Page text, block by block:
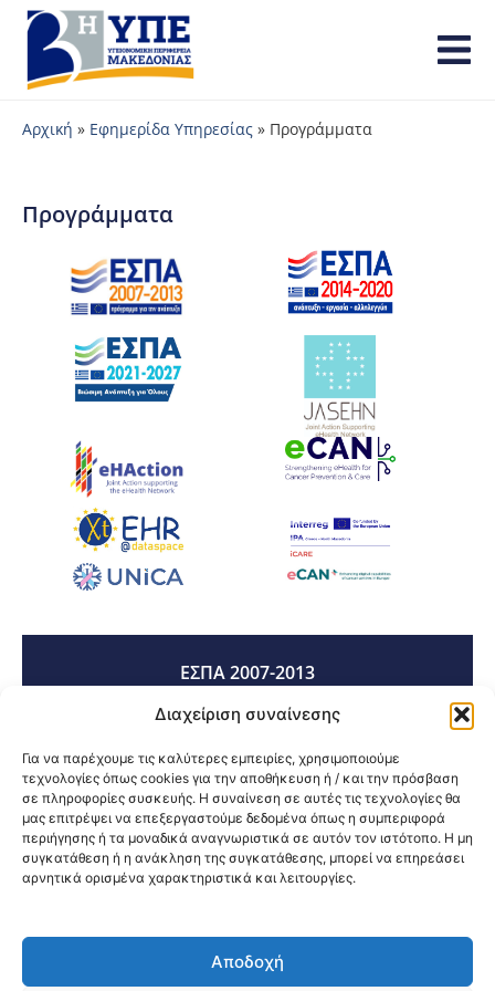
Διαχείριση συναίνεσης
Για να παρέχουμε τις καλύτερες εμπειρίες, χρησιμοποιούμε
τεχνολογίες όπως cookies για την αποθήκευση ή / και την πρόσβαση
σε πληροφορίες συσκευής. Η συναίνεση σε αυτές τις τεχνολογίες θα
μας επιτρέψει να επεξεργαστούμε δεδομένα όπως η συμπεριφορά
περιήγησης ή τα μοναδικά αναγνωριστικά σε αυτόν τον ιστότοπο. Η μη
συγκατάθεση ή η ανάκληση της συγκατάθεσης, μπορεί να επηρεάσει
αρνητικά ορισμένα χαρακτηριστικά και λειτουργίες.
Αποδοχή
Αρχική » Εφημερίδα Υπηρεσίας » Προγράμματα
Προγράμματα
ΕΣΠΑ 2007-2013
ΕΣΠΑ 2014-2020
ΕΣΠΑ 2021-2027
@2026 3ype.gr All rights reserved